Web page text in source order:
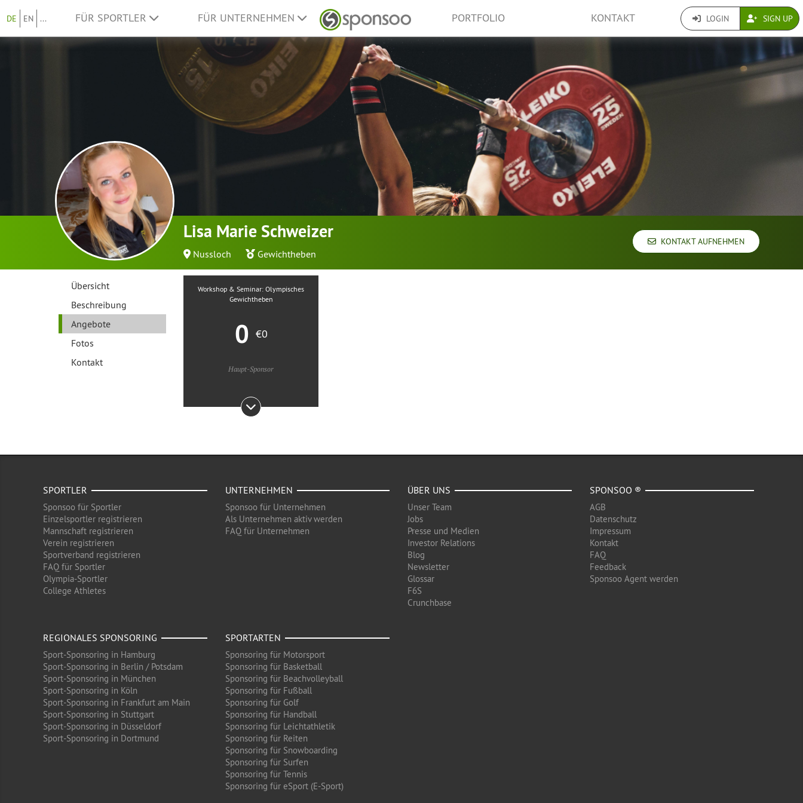
DE EN ... FÜR SPORTLER FÜR UNTERNEHMEN PORTFOLIO KONTAKT LOGIN SIGN UP
Lisa Marie Schweizer
Nussloch Gewichtheben
KONTAKT AUFNEHMEN
Übersicht
Beschreibung
Angebote
Fotos
Kontakt
Workshop & Seminar: Olympisches
Gewichtheben
0 €0
Haupt-Sponsor
SPORTLER
Sponsoo für Sportler
Einzelsportler registrieren
Mannschaft registrieren
Verein registrieren
Sportverband registrieren
FAQ für Sportler
Olympia-Sportler
College Athletes
UNTERNEHMEN
Sponsoo für Unternehmen
Als Unternehmen aktiv werden
FAQ für Unternehmen
ÜBER UNS
Unser Team
Jobs
Presse und Medien
Investor Relations
Blog
Newsletter
Glossar
F6S
Crunchbase
SPONSOO ®
AGB
Datenschutz
Impressum
Kontakt
FAQ
Feedback
Sponsoo Agent werden
REGIONALES SPONSORING
Sport-Sponsoring in Hamburg
Sport-Sponsoring in Berlin / Potsdam
Sport-Sponsoring in München
Sport-Sponsoring in Köln
Sport-Sponsoring in Frankfurt am Main
Sport-Sponsoring in Stuttgart
Sport-Sponsoring in Düsseldorf
Sport-Sponsoring in Dortmund
SPORTARTEN
Sponsoring für Motorsport
Sponsoring für Basketball
Sponsoring für Beachvolleyball
Sponsoring für Fußball
Sponsoring für Golf
Sponsoring für Handball
Sponsoring für Leichtathletik
Sponsoring für Reiten
Sponsoring für Snowboarding
Sponsoring für Surfen
Sponsoring für Tennis
Sponsoring für eSport (E-Sport)